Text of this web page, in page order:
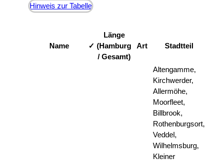
Hinweis zur Tabelle
Name ✓
Länge
(Hamburg
/ Gesamt)
Art Stadtteil
Altengamme,
Kirchwerder,
Allermöhe,
Moorfleet,
Billbrook,
Rothenburgsort,
Veddel,
Wilhelmsburg,
Kleiner